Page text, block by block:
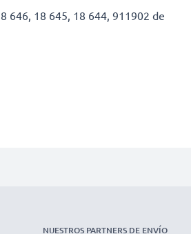
646, 18 645, 18 644, 911902 de
NUESTROS PARTNERS DE ENVÍO